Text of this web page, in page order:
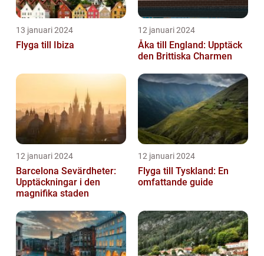
13 januari 2024
Flyga till Ibiza
12 januari 2024
Åka till England: Upptäck
den Brittiska Charmen
12 januari 2024
Barcelona Sevärdheter:
Upptäckningar i den
magnifika staden
12 januari 2024
Flyga till Tyskland: En
omfattande guide